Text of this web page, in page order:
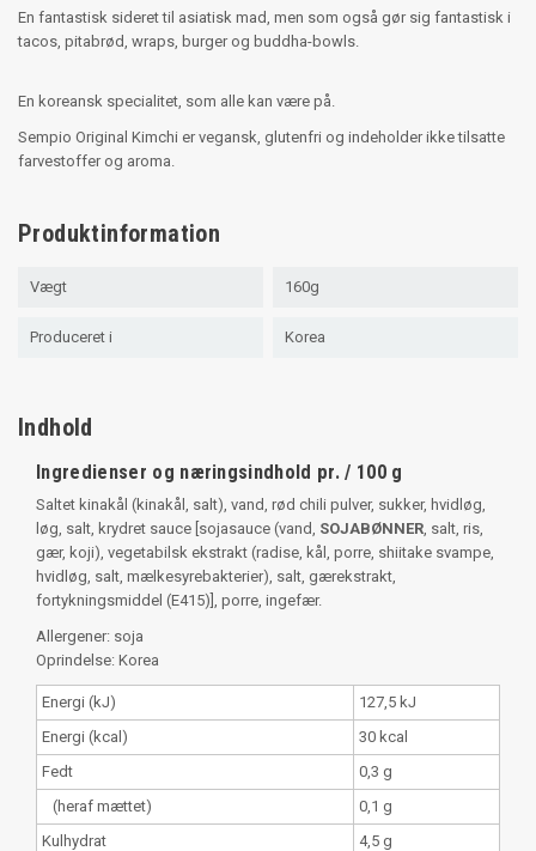
En fantastisk sideret til asiatisk mad, men som også gør sig fantastisk i
tacos, pitabrød, wraps, burger og buddha-bowls.
En koreansk specialitet, som alle kan være på.
Sempio Original Kimchi er vegansk, glutenfri og indeholder ikke tilsatte
farvestoffer og aroma.
Produktinformation
Vægt 160g
Produceret i Korea
Indhold
Ingredienser og næringsindhold pr. / 100 g
Saltet kinakål (kinakål, salt), vand, rød chili pulver, sukker, hvidløg,
løg, salt, krydret sauce [sojasauce (vand, SOJABØNNER, salt, ris,
gær, koji), vegetabilsk ekstrakt (radise, kål, porre, shiitake svampe,
hvidløg, salt, mælkesyrebakterier), salt, gærekstrakt,
fortykningsmiddel (E415)], porre, ingefær.
Allergener: soja
Oprindelse: Korea
Energi (kJ)
127,5 kJ
Energi (kcal)
30 kcal
Fedt
0,3 g
(heraf mættet)
0,1 g
Kulhydrat
4,5 g